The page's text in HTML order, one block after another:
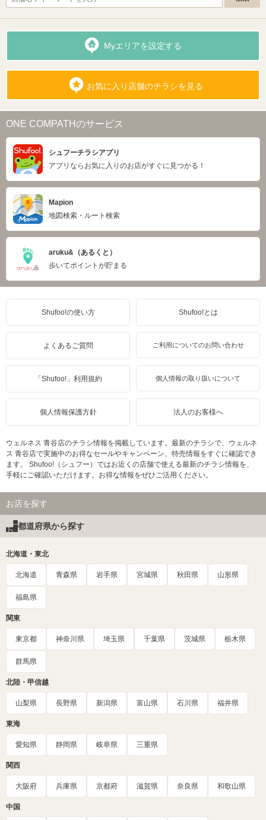
Myエリアを設定する
お気に入り店舗のチラシを見る
ONE COMPATHのサービス
シュフーチラシアプリ
アプリならお気に入りのお店がすぐに見つかる！
Mapion
地図検索・ルート検索
aruku&（あるくと）
歩いてポイントが貯まる
Shufoo!の使い方 Shufoo!とは
よくあるご質問 ご利用についてのお問い合わせ
「Shufoo!」利用規約 個人情報の取り扱いについて
個人情報保護方針 法人のお客様へ
ウェルネス 青谷店のチラシ情報を掲載しています。最新のチラシで、ウェルネ
ス 青谷店で実施中のお得なセールやキャンペーン、特売情報をすぐに確認でき
ます。 Shufoo!（シュフー）ではお近くの店舗で使える最新のチラシ情報を、
手軽にご確認いただけます。お得な情報をぜひご活用ください。
お店を探す
都道府県から探す
北海道・東北
北海道 青森県 岩手県 宮城県 秋田県 山形県
福島県
関東
東京都 神奈川県 埼玉県 千葉県 茨城県 栃木県
群馬県
北陸・甲信越
山梨県 長野県 新潟県 富山県 石川県 福井県
東海
愛知県 静岡県 岐阜県 三重県
関西
大阪府 兵庫県 京都府 滋賀県 奈良県 和歌山県
中国